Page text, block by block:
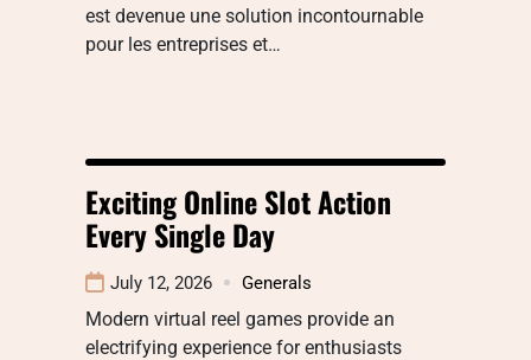
est devenue une solution incontournable
pour les entreprises et…
Exciting Online Slot Action
Every Single Day
July 12, 2026 Generals
Modern virtual reel games provide an
electrifying experience for enthusiasts